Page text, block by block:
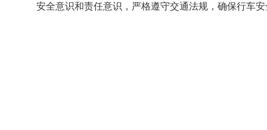
安全意识和责任意识，严格遵守交通法规，确保行车